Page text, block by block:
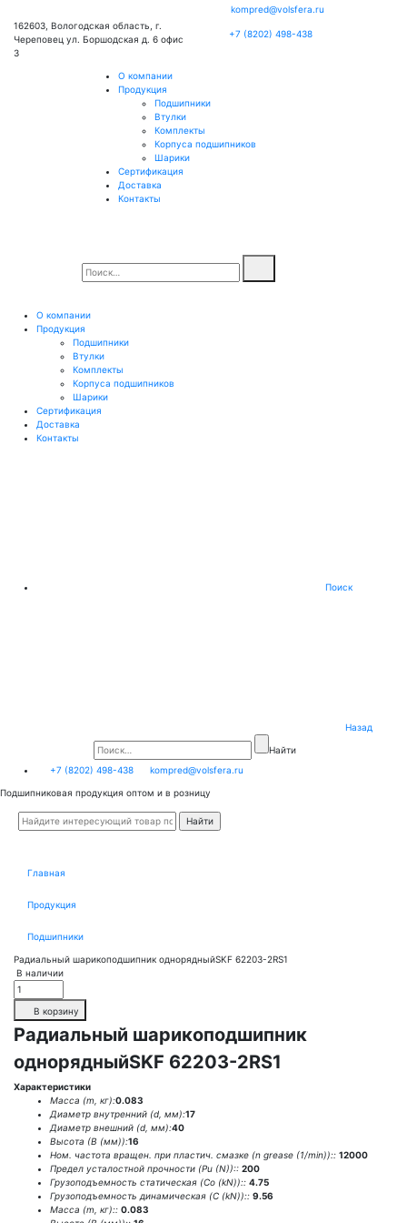
162603, Вологодская область, г.
Череповец ул. Боршодская д. 6 офис
3
kompred@volsfera.ru
+7 (8202) 498-438
О компании
Продукция
Подшипники
Втулки
Комплекты
Корпуса подшипников
Шарики
Сертификация
Доставка
Контакты
О компании
Продукция
Подшипники
Втулки
Комплекты
Корпуса подшипников
Шарики
Сертификация
Доставка
Контакты
Поиск
Назад
Найти
+7 (8202) 498-438
kompred@volsfera.ru
Подшипниковая продукция оптом и в розницу
Главная
Продукция
Подшипники
Радиальный шарикоподшипник однорядныйSKF 62203-2RS1
В наличии
В корзину
Радиальный шарикоподшипник
однорядныйSKF 62203-2RS1
Характеристики
Масса (m, кг):0.083
Диаметр внутренний (d, мм):17
Диаметр внешний (d, мм):40
Высота (В (мм)):16
Ном. частота вращен. при пластич. смазке (n grease (1/min)):: 12000
Предел усталостной прочности (Pu (N)):: 200
Грузоподъемность статическая (Co (kN)):: 4.75
Грузоподъемность динамическая (C (kN)):: 9.56
Масса (m, кг):: 0.083